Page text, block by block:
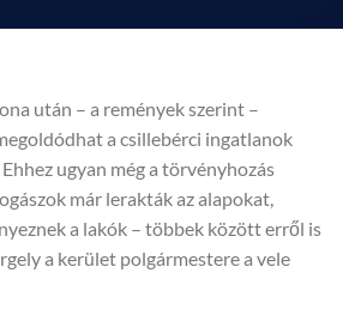
után – a remények szerint –
a csillebérci ingatlanok
ugyan még a törvényhozás
már lerakták az alapokat,
a lakók – többek között erről is
a kerület polgármestere a vele